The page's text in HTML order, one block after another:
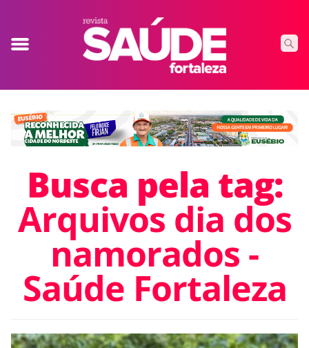
Busca pela tag:
Arquivos dia dos
namorados -
Saúde Fortaleza